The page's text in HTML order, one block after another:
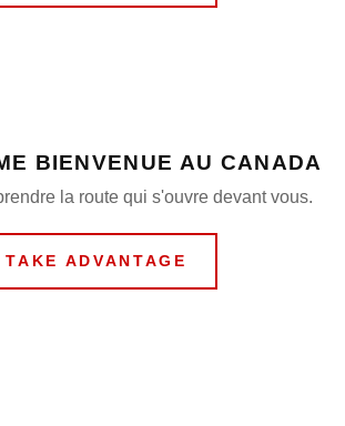
BIENVENUE AU CANADA
la route qui s'ouvre devant vous.
TAKE ADVANTAGE